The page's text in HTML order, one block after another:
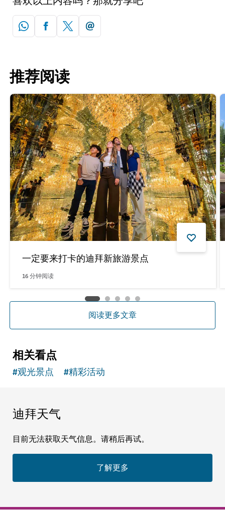
推荐阅读
一定要来打卡的迪拜新旅游景点
16分钟阅读
阅读更多文章
相关看点
#观光景点 #精彩活动
迪拜天气
目前无法获取天气信息。请稍后再试。
了解更多